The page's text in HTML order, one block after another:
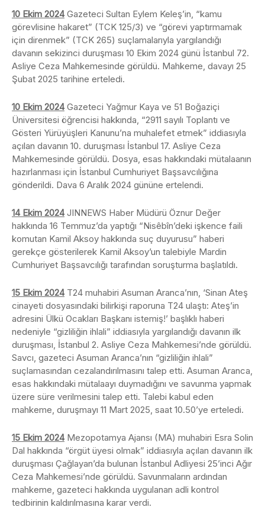
10 Ekim 2024Gazeteci Sultan Eylem Keleş’in, “kamu
görevlisine hakaret” (TCK 125/3) ve “görevi yaptırmamak
için direnmek” (TCK 265) suçlamalarıyla yargılandığı
davanın sekizinci duruşması 10 Ekim 2024 günü İstanbul 72.
Asliye Ceza Mahkemesinde görüldü. Mahkeme, davayı 25
Şubat 2025 tarihine erteledi.
10 Ekim 2024Gazeteci Yağmur Kaya ve 51 Boğaziçi
Üniversitesi öğrencisi hakkında, “2911 sayılı Toplantı ve
Gösteri Yürüyüşleri Kanunu’na muhalefet etmek” iddiasıyla
açılan davanın 10. duruşması İstanbul 17. Asliye Ceza
Mahkemesinde görüldü. Dosya, esas hakkındaki mütalaanın
hazırlanması için İstanbul Cumhuriyet Başsavcılığına
gönderildi. Dava 6 Aralık 2024 gününe ertelendi.
14 Ekim 2024JINNEWS Haber Müdürü Öznur Değer
hakkında 16 Temmuz’da yaptığı “Nisêbîn’deki işkence faili
komutan Kamil Aksoy hakkında suç duyurusu” haberi
gerekçe gösterilerek Kamil Aksoy’un talebiyle Mardin
Cumhuriyet Başsavcılığı tarafından soruşturma başlatıldı.
15 Ekim 2024 T24 muhabiri Asuman Aranca’nın, ‘Sinan Ateş
cinayeti dosyasındaki bilirkişi raporuna T24 ulaştı: Ateş’in
adresini Ülkü Ocakları Başkanı istemiş!’ başlıklı haberi
nedeniyle “gizliliğin ihlali” iddiasıyla yargılandığı davanın ilk
duruşması, İstanbul 2. Asliye Ceza Mahkemesi’nde görüldü.
Savcı, gazeteci Asuman Aranca’nın “gizliliğin ihlali”
suçlamasından cezalandırılmasını talep etti. Asuman Aranca,
esas hakkındaki mütalaayı duymadığını ve savunma yapmak
üzere süre verilmesini talep etti. Talebi kabul eden
mahkeme, duruşmayı 11 Mart 2025, saat 10.50’ye erteledi.
15 Ekim 2024 Mezopotamya Ajansı (MA) muhabiri Esra Solin
Dal hakkında “örgüt üyesi olmak” iddiasıyla açılan davanın ilk
duruşması Çağlayan’da bulunan İstanbul Adliyesi 25’inci Ağır
Ceza Mahkemesi’nde görüldü. Savunmaların ardından
mahkeme, gazeteci hakkında uygulanan adli kontrol
tedbirinin kaldırılmasına karar verdi.